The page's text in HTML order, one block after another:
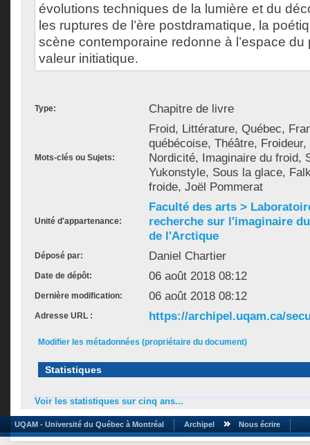
évolutions techniques de la lumière et du
les ruptures de l’ère postdramatique, la
scène contemporaine redonne à l’espace
valeur initiatique.
Type: Chapitre de livre
Mots-clés ou Sujets:
Froid, Littérature, Québec,
québécoise, Théâtre,
Nordicité, Imaginaire du froid,
Yukonstyle, Sous la glace,
froide, Joël Pommerat
Unité d'appartenance:
Faculté des arts >
recherche sur l'imaginaire
de l'Arctique
Déposé par: Daniel Chartier
Date de dépôt: 06 août 2018 08:12
Dernière modification: 06 août 2018 08:12
Adresse URL : https://archipel.uqam.ca/
Modifier les métadonnées (propriétaire du document)
Statistiques
Voir les statistiques sur cinq ans...
UQAM - Université du Québec à Montréal Archipel Nous écrire